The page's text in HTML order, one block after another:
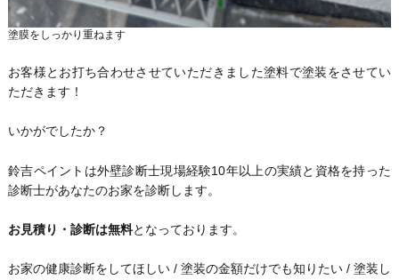
塗膜をしっかり重ねます
お客様とお打ち合わせさせていただきました塗料で塗装をさせてい
ただきます！
いかがでしたか？
鈴吉ペイントは外壁診断士現場経験10年以上の実績と資格を持った
診断士があなたのお家を診断します。
お見積り・診断は無料となっております。
お家の健康診断をしてほしい / 塗装の金額だけでも知りたい / 塗装し